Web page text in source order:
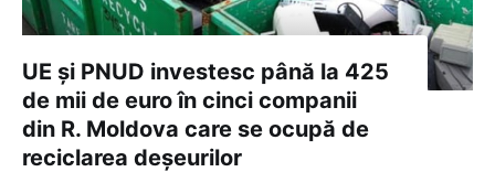
UE și PNUD investesc până la 425
de mii de euro în cinci companii
din R. Moldova care se ocupă de
reciclarea deșeurilor